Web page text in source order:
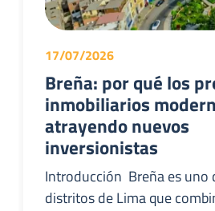
17/07/2026
Breña: por qué los
inmobiliarios
atrayendo nuevos
inversionistas
Introducción Breña es uno
distritos de Lima que